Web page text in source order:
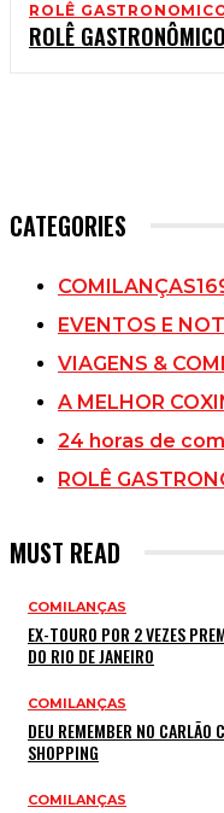
ROLÊ
ROLÊ
CATEGORIES
COMILANÇAS
EVENTOS E
VIAGENS &
A MELHOR
24 horas de
ROLÊ
MUST READ
COMILANÇAS
EX-TOURO POR 2 VEZES
DO RIO DE JANEIRO
COMILANÇAS
DEU REMEMBER NO CARLÃO
SHOPPING
COMILANÇAS